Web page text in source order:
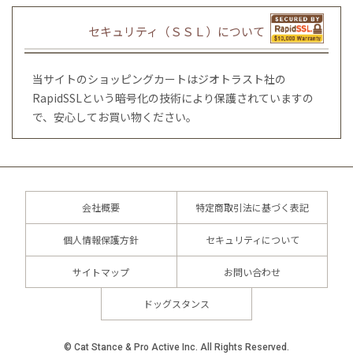
セキュリティ（ＳＳＬ）について
当サイトのショッピングカートはジオトラスト社の
RapidSSLという暗号化の技術により保護されていますの
で、安心してお買い物ください。
会社概要 特定商取引法に基づく表記
個人情報保護方針 セキュリティについて
サイトマップ お問い合わせ
ドッグスタンス
© Cat Stance & Pro Active Inc. All Rights Reserved.